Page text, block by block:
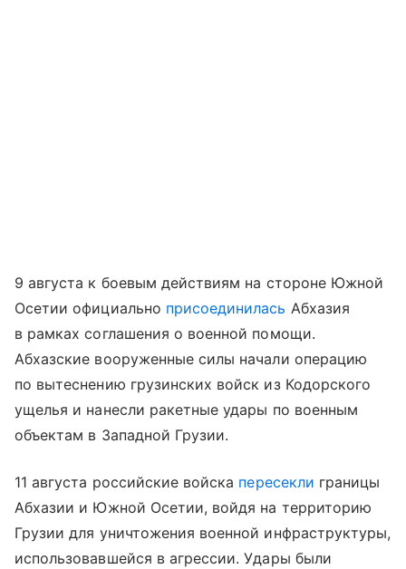
9 августа к боевым действиям на стороне Южной
Осетии официально присоединилась Абхазия
в рамках соглашения о военной помощи.
Абхазские вооруженные силы начали операцию
по вытеснению грузинских войск из Кодорского
ущелья и нанесли ракетные удары по военным
объектам в Западной Грузии.
11 августа российские войска пересекли границы
Абхазии и Южной Осетии, войдя на территорию
Грузии для уничтожения военной инфраструктуры,
использовавшейся в агрессии. Удары были